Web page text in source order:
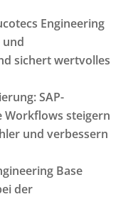
Engineering
und
sichert wertvolles
SAP-
Workflows steigern
und verbessern
Base
der